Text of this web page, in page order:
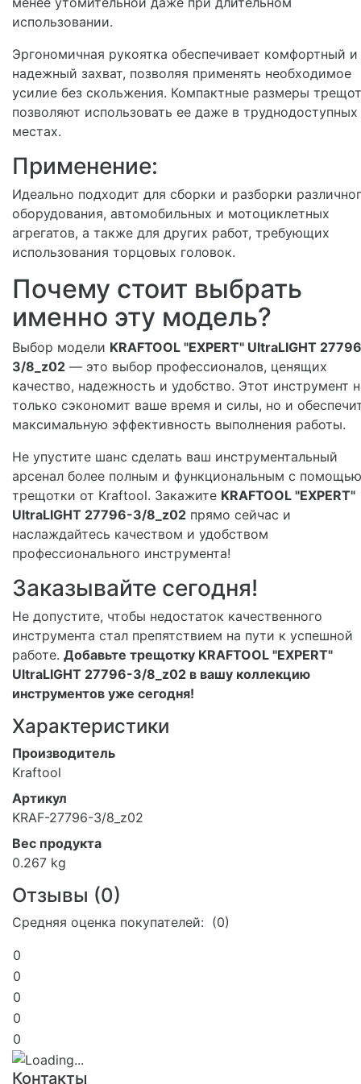
использовании.
Эргономичная рукоятка обеспечивает комфортный и
надежный захват, позволяя применять необходимое
усилие без скольжения. Компактные размеры
позволяют использовать ее даже в труднодоступных
местах.
Применение:
Идеально подходит для сборки и разборки
оборудования, автомобильных и мотоциклетных
агрегатов, а также для других работ, требующих
использования торцовых головок.
Почему стоит выбрать
именно эту модель?
Выбор модели KRAFTOOL "EXPERT" UltraLIGHT
3/8_z02 — это выбор профессионалов, ценящих
качество, надежность и удобство. Этот инструмент
только сэкономит ваше время и силы, но и
максимальную эффективность выполнения работы.
Не упустите шанс сделать ваш инструментальный
арсенал более полным и функциональным с помощью
трещотки от Kraftool. Закажите KRAFTOOL "EXPERT"
UltraLIGHT 27796-3/8_z02 прямо сейчас и
наслаждайтесь качеством и удобством
профессионального инструмента!
Заказывайте сегодня!
Не допустите, чтобы недостаток качественного
инструмента стал препятствием на пути к успешной
работе. Добавьте трещотку KRAFTOOL "EXPERT"
UltraLIGHT 27796-3/8_z02 в вашу коллекцию
инструментов уже сегодня!
Характеристики
Производитель
Kraftool
Артикул
KRAF-27796-3/8_z02
Вес продукта
0.267 kg
Отзывы (0)
Средняя оценка покупателей: (0)
0
0
0
0
0
Контакты